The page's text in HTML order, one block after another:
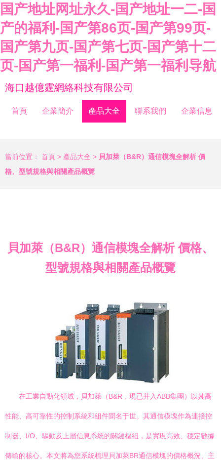
国产地址网址永久-国产地址一二-国
产的福利-国产第86页-国产第99页-
国产第九页-国产第七页-国产第十二
页-国产第一福利-国产第一福利导航
海口越億霆網絡科技有限公司
首頁 企業簡介 產品大全 聯系我們 企業信息
當前位置： 首頁 > 產品大全 > 貝加萊（B&R）通信模塊全解析 價
格、型號規格與相關產品概覽
貝加萊（B&R）通信模塊全解析 價格、
型號規格與相關產品概覽
在工業自動化領域，貝加萊（B&R，現已并入ABB集團）以其高
性能、高可靠性的控制系統和組件聞名于世。其通信模塊作為連接控
制器、I/O、驅動及上層信息系統的關鍵樞紐，是實現高效、穩定數據
傳輸的核心。本文將為您系統梳理貝加萊BR通信模塊的價格概況、主